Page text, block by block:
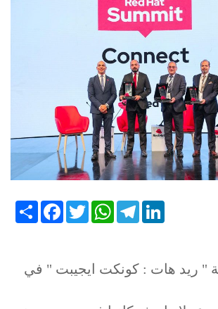
Share
FacebookTwitter
WhatsAppTelegramLinkedIn
" ريد هات : كونكت ايجيبت " في